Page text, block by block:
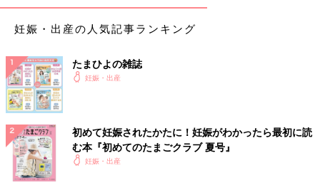
より、点滴治療で2週間はベッドに寝たまま過ごす毎日。
病院での規則正しい生活、栄養の優れた食事、10月末時点での体
おかげ（!?） で体重の増加を抑えることができました。
すると、なんだか気持ちの良いものです。退院後も病院で出され
た食事を思い出し、なるべく味つけを薄味に、飲み物は加糖のも
のではなく白湯やお茶を飲むようにしました。
さらに、今までは納豆やめかぶに付属するタレを使い切っていた
のですが、1～2滴だけ、ソースもちょっと…。そんな小さなこと
妊娠・出産の人気記事ランキング
たまひよの雑誌
妊娠・出産
初めて妊娠されたかたに！妊娠がわかったら最初に読
む本『初めてのたまごクラブ 夏号』
妊娠・出産